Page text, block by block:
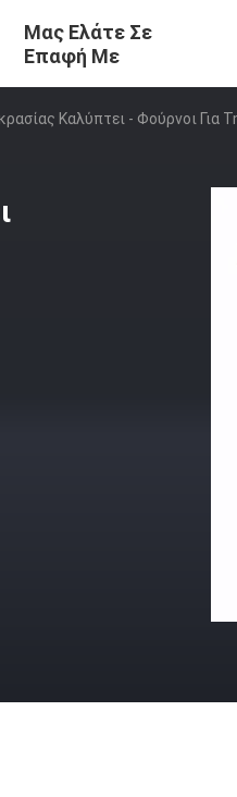
Μας Ελάτε Σε
Επαφή Με
Καλύπτει - Φούρνοι